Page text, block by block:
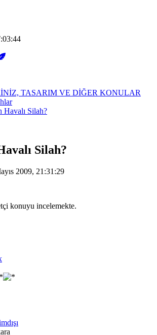
TASARIM VE DİĞER KONULAR
Havalı Silah?
Silah?
2009, 21:31:29
konuyu incelemekte.